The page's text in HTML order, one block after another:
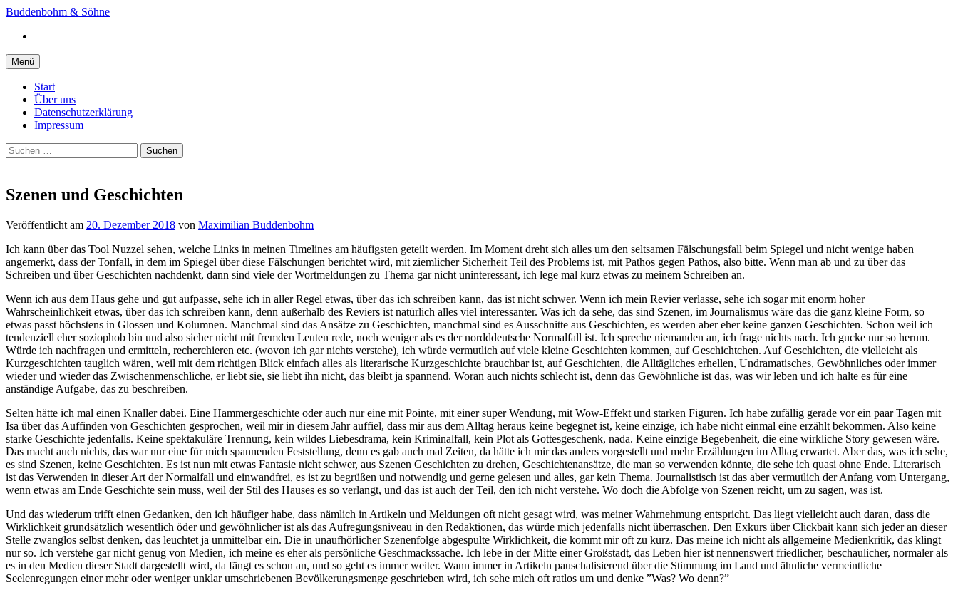
Springe
Inhalt
Buddenbohm & Söhne
Menü
Start
Über uns
Datenschutzerklärung
Impressum
Suchen
nach:
Szenen und Geschichten
Veröffentlicht am 20. Dezember 2018 von Maximilian Buddenbohm
Ich kann über das Tool Nuzzel sehen, welche Links in meinen Timelines am häufigsten geteilt werden. Im Moment dreht sich alles um den seltsamen Fälschungsfall beim Spiegel und nicht wenige haben
angemerkt, dass der Tonfall, in dem im Spiegel über diese Fälschungen berichtet wird, mit ziemlicher Sicherheit Teil des Problems ist, mit Pathos gegen Pathos, also bitte. Wenn man ab und zu über das
Schreiben und über Geschichten nachdenkt, dann sind viele der Wortmeldungen zu Thema gar nicht uninteressant, ich lege mal kurz etwas zu meinem Schreiben an.
Wenn ich aus dem Haus gehe und gut aufpasse, sehe ich in aller Regel etwas, über das ich schreiben kann, das ist nicht schwer. Wenn ich mein Revier verlasse, sehe ich sogar mit enorm hoher
Wahrscheinlichkeit etwas, über das ich schreiben kann, denn außerhalb des Reviers ist natürlich alles viel interessanter. Was ich da sehe, das sind Szenen, im Journalismus wäre das die ganz kleine Form, so
etwas passt höchstens in Glossen und Kolumnen. Manchmal sind das Ansätze zu Geschichten, manchmal sind es Ausschnitte aus Geschichten, es werden aber eher keine ganzen Geschichten. Schon weil ich
tendenziell eher soziophob bin und also sicher nicht mit fremden Leuten rede, noch weniger als es der nordddeutsche Normalfall ist. Ich spreche niemanden an, ich frage nichts nach. Ich gucke nur so herum.
Würde ich nachfragen und ermitteln, recherchieren etc. (wovon ich gar nichts verstehe), ich würde vermutlich auf viele kleine Geschichten kommen, auf Geschichtchen. Auf Geschichten, die vielleicht als
Kurzgeschichten tauglich wären, weil mit dem richtigen Blick einfach alles als literarische Kurzgeschichte brauchbar ist, auf Geschichten, die Alltägliches erhellen, Undramatisches, Gewöhnliches oder immer
wieder und wieder das Zwischenmenschliche, er liebt sie, sie liebt ihn nicht, das bleibt ja spannend. Woran auch nichts schlecht ist, denn das Gewöhnliche ist das, was wir leben und ich halte es für eine
anständige Aufgabe, das zu beschreiben.
Selten hätte ich mal einen Knaller dabei. Eine Hammergeschichte oder auch nur eine mit Pointe, mit einer super Wendung, mit Wow-Effekt und starken Figuren. Ich habe zufällig gerade vor ein paar Tagen mit
Isa über das Auffinden von Geschichten gesprochen, weil mir in diesem Jahr auffiel, dass mir aus dem Alltag heraus keine begegnet ist, keine einzige, ich habe nicht einmal eine erzählt bekommen. Also keine
starke Geschichte jedenfalls. Keine spektakuläre Trennung, kein wildes Liebesdrama, kein Kriminalfall, kein Plot als Gottesgeschenk, nada. Keine einzige Begebenheit, die eine wirkliche Story gewesen wäre.
Das macht auch nichts, das war nur eine für mich spannenden Feststellung, denn es gab auch mal Zeiten, da hätte ich mir das anders vorgestellt und mehr Erzählungen im Alltag erwartet. Aber das, was ich sehe,
es sind Szenen, keine Geschichten. Es ist nun mit etwas Fantasie nicht schwer, aus Szenen Geschichten zu drehen, Geschichtenansätze, die man so verwenden könnte, die sehe ich quasi ohne Ende. Literarisch
ist das Verwenden in dieser Art der Normalfall und einwandfrei, es ist zu begrüßen und notwendig und gerne gelesen und alles, gar kein Thema. Journalistisch ist das aber vermutlich der Anfang vom Untergang,
wenn etwas am Ende Geschichte sein muss, weil der Stil des Hauses es so verlangt, und das ist auch der Teil, den ich nicht verstehe. Wo doch die Abfolge von Szenen reicht, um zu sagen, was ist.
Und das wiederum trifft einen Gedanken, den ich häufiger habe, dass nämlich in Artikeln und Meldungen oft nicht gesagt wird, was meiner Wahrnehmung entspricht. Das liegt vielleicht auch daran, dass die
Wirklichkeit grundsätzlich wesentlich öder und gewöhnlicher ist als das Aufregungsniveau in den Redaktionen, das würde mich jedenfalls nicht überraschen. Den Exkurs über Clickbait kann sich jeder an dieser
Stelle zwanglos selbst denken, das leuchtet ja unmittelbar ein. Die in unaufhörlicher Szenenfolge abgespulte Wirklichkeit, die kommt mir oft zu kurz. Das meine ich nicht als allgemeine Medienkritik, das klingt
nur so. Ich verstehe gar nicht genug von Medien, ich meine es eher als persönliche Geschmackssache. Ich lebe in der Mitte einer Großstadt, das Leben hier ist nennenswert friedlicher, beschaulicher, normaler als
es in den Medien dieser Stadt dargestellt wird, da fängt es schon an, und so geht es immer weiter. Wann immer in Artikeln pauschalisierend über die Stimmung im Land und ähnliche vermeintliche
Seelenregungen einer mehr oder weniger unklar umschriebenen Bevölkerungsmenge geschrieben wird, ich sehe mich oft ratlos um und denke ”Was? Wo denn?”